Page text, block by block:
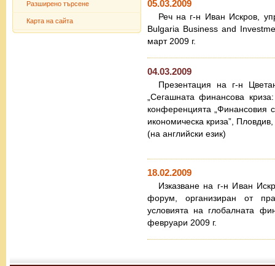
Разширено търсене
Карта на сайта
05.03.2009
Реч на г-н Иван Искров,
Bulgaria Business and
март 2009 г.
04.03.2009
Презентация на г-н
„Сегашната финансова
конференцията „Финансовия
икономическа криза”,
(на английски език)
18.02.2009
Изказване на г-н Иван
форум, организиран от
условията на глобалната
февруари 2009 г.